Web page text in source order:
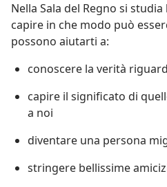
Nella Sala del Regno si
capire in che modo può
possono aiutarti a:
conoscere la verità
capire il significato di
a noi
diventare una persona
stringere bellissime